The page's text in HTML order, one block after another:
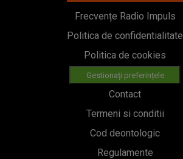
Frecvențe Radio Impuls
Politica de confidentialitate
Politica de cookies
Gestionați preferințele
Contact
Termeni si conditii
Cod deontologic
Regulamente